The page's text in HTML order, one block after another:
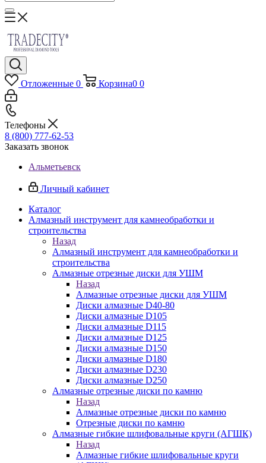
Отложенные 0 Корзина0 0
Телефоны
8 (800) 777-62-53
Заказать звонок
Альметьевск
Личный кабинет
Каталог
Алмазный инструмент для камнеобработки и
строительства
Назад
Алмазный инструмент для камнеобработки и
строительства
Алмазные отрезные диски для УШМ
Назад
Алмазные отрезные диски для УШМ
Диски алмазные D40-80
Диски алмазные D105
Диски алмазные D115
Диски алмазные D125
Диски алмазные D150
Диски алмазные D180
Диски алмазные D230
Диски алмазные D250
Алмазные отрезные диски по камню
Назад
Алмазные отрезные диски по камню
Отрезные диски по камню
Алмазные гибкие шлифовальные круги (АГШК)
Назад
Алмазные гибкие шлифовальные круги